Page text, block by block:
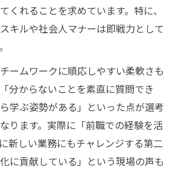
くれることを求めています。特に、
キルや社会人マナーは即戦力として
ームワークに順応しやすい柔軟さも
分からないことを素直に質問でき
学ぶ姿勢がある」といった点が選考
ります。実際に「前職での経験を活
新しい業務にもチャレンジする第二
に貢献している」という現場の声も